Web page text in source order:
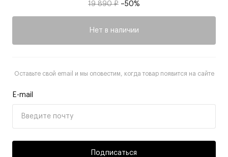
19 890 ₽ –50%
Нет в наличии
Оставьте свой email и мы оповестим, когда товар появится на сайте
E-mail
Подписаться